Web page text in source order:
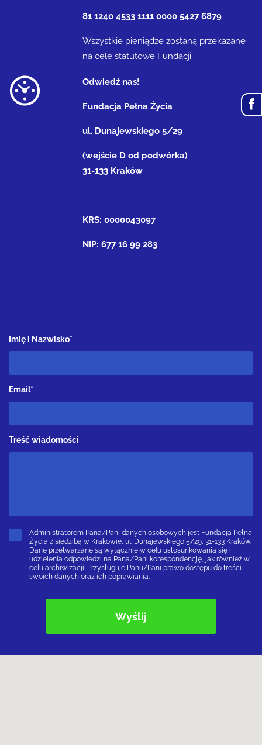
81 1240 4533 1111 0000 5427 6879
Wszystkie pieniądze zostaną przekazane
na cele statutowe Fundacji
Odwiedź nas!
Fundacja Pełna Życia
ul. Dunajewskiego 5/29
(wejście D od podwórka)
31-133 Kraków
KRS: 0000043097
NIP: 677 16 99 283
Imię i Nazwisko*
Email*
Treść wiadomości
Administratorem Pana/Pani danych osobowych jest Fundacja Pełna
Życia z siedzibą w Krakowie, ul. Dunajewskiego 5/29, 31-133 Kraków.
Dane przetwarzane są wyłącznie w celu ustosunkowania się i
udzielenia odpowiedzi na Pana/Pani korespondencję, jak również w
celu archiwizacji. Przysługuje Panu/Pani prawo dostępu do treści
swoich danych oraz ich poprawiania.